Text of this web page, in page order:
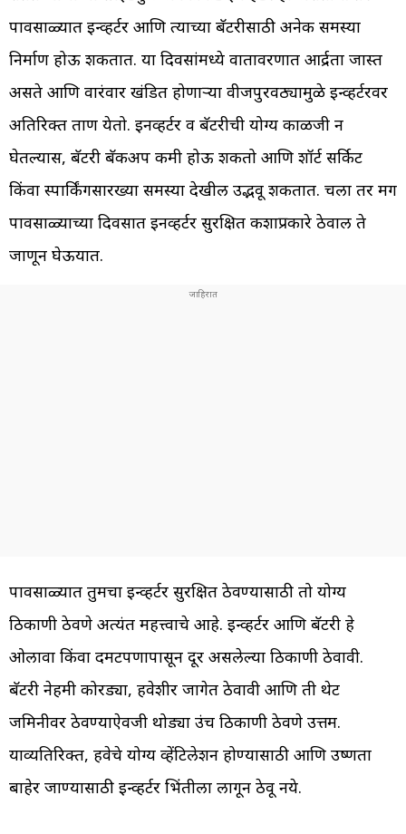
पावसाळ्यात इन्व्हर्टर आणि त्याच्या बॅटरीसाठी अनेक समस्या
निर्माण होऊ शकतात. या दिवसांमध्ये वातावरणात आर्द्रता जास्त
असते आणि वारंवार खंडित होणाऱ्या वीजपुरवठ्यामुळे इन्व्हर्टरवर
अतिरिक्त ताण येतो. इनव्हर्टर व बॅटरीची योग्य काळजी न
घेतल्यास, बॅटरी बॅकअप कमी होऊ शकतो आणि शॉर्ट सर्किट
किंवा स्पार्किंगसारख्या समस्या देखील उद्भवू शकतात. चला तर मग
पावसाळ्याच्या दिवसात इनव्हर्टर सुरक्षित कशाप्रकारे ठेवाल ते
जाणून घेऊयात.
पावसाळ्यात तुमचा इन्व्हर्टर सुरक्षित ठेवण्यासाठी तो योग्य
ठिकाणी ठेवणे अत्यंत महत्त्वाचे आहे. इन्व्हर्टर आणि बॅटरी हे
ओलावा किंवा दमटपणापासून दूर असलेल्या ठिकाणी ठेवावी.
बॅटरी नेहमी कोरड्या, हवेशीर जागेत ठेवावी आणि ती थेट
जमिनीवर ठेवण्याऐवजी थोड्या उंच ठिकाणी ठेवणे उत्तम.
याव्यतिरिक्त, हवेचे योग्य व्हेंटिलेशन होण्यासाठी आणि उष्णता
बाहेर जाण्यासाठी इन्व्हर्टर भिंतीला लागून ठेवू नये.